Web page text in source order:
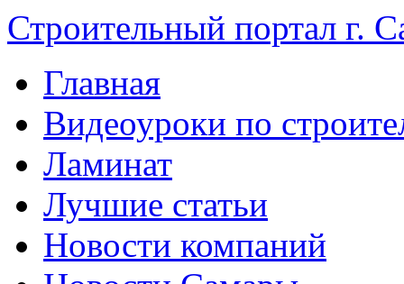
Строительный портал г.
Главная
Видеоуроки по
Ламинат
Лучшие статьи
Новости компаний